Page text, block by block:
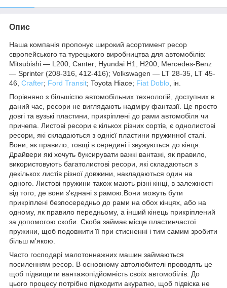
Опис
Наша компанія пропонує широкий асортимент ресор
європейського та турецького виробництва для автомобілів:
Mitsubishi ― L200, Canter; Hyundai H1, H200; Mercedes-Benz
― Sprinter (208-316, 412-416); Volkswagen ― LT 28-35, LT 45-
46, Crafter; Ford Transit; Toyota Hiace; Fiat Doblo , ін.
Порівняно з більшістю автомобільних технологій, доступних в
даний час, ресори не виглядають надміру фантазії. Це просто
довгі та вузькі пластини, прикріплені до рами автомобіля чи
причепа. Листові ресори є кількох різних сортів, є однолистові
ресори, які складаються з однієї пластини пружинної сталі.
Вони, як правило, товщі в середині і звужуються до кінця.
Драйвери які хочуть буксирувати важкі вантажі, як правило,
використовують багатолистові ресори, які складаються з
декількох листів різної довжини, накладаються один на
одного. Листові пружини також мають різні кінці, в залежності
від того, де вони з'єднані з рамою.Вони можуть бути
прикріплені безпосередньо до рами на обох кінцях, або на
одному, як правило передньому, а інший кінець прикріплений
за допомогою скоби. Скоба займає місце пластинчастої
пружини, щоб подовжити її при стисненні і тим самим зробити
більш м'якою.
Часто господарі малотоннажних машин займаються
посиленням ресор. В основному автолюбителі проводять це
щоб підвищити вантажопідйомність своїх автомобілів. До
цього процесу потрібно підходити акуратно, щоб підвіска не